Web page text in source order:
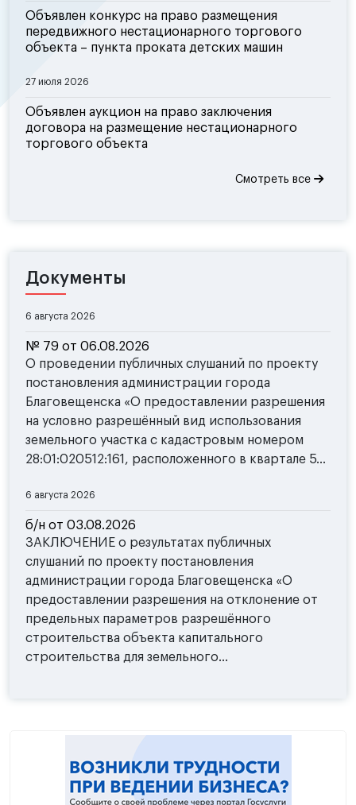
Объявлен конкурс на право размещения
передвижного нестационарного торгового
объекта – пункта проката детских машин
27 июля 2026
Объявлен аукцион на право заключения
договора на размещение нестационарного
торгового объекта
Смотреть все
Документы
6 августа 2026
№ 79 от 06.08.2026
О проведении публичных слушаний по проекту
постановления администрации города
Благовещенска «О предоставлении разрешения
на условно разрешённый вид использования
земельного участка с кадастровым номером
28:01:020512:161, расположенного в квартале 5...
6 августа 2026
б/н от 03.08.2026
ЗАКЛЮЧЕНИЕ о результатах публичных
слушаний по проекту постановления
администрации города Благовещенска «О
предоставлении разрешения на отклонение от
предельных параметров разрешённого
строительства объекта капитального
строительства для земельного...